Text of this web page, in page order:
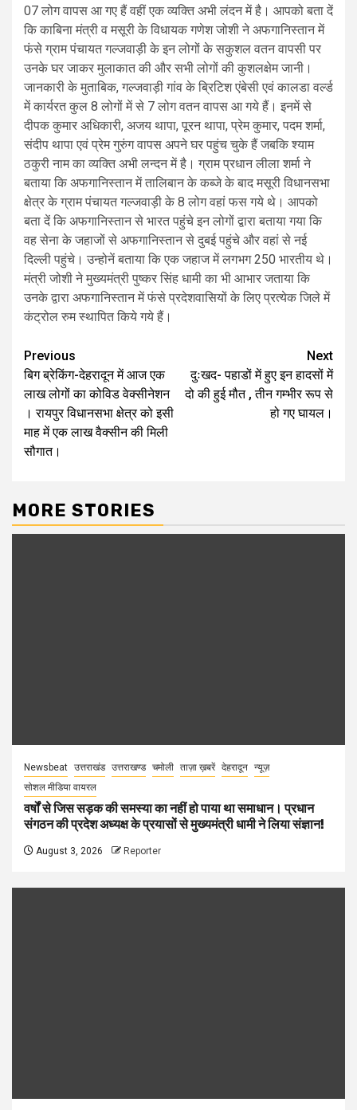
07 लोग वापस आ गए हैं वहीं एक व्यक्ति अभी लंदन में है। आपको बता दें
कि काबिना मंत्री व मसूरी के विधायक गणेश जोशी ने अफगानिस्तान में
फंसे ग्राम पंचायत गल्जवाड़ी के इन लोगों के सकुशल वतन वापसी पर
उनके घर जाकर मुलाकात की और सभी लोगों की कुशलक्षेम जानी।
जानकारी के मुताबिक, गल्जवाड़ी गांव के ब्रिटिश एंबेसी एवं कालडा वर्ल्ड
में कार्यरत कुल 8 लोगों में से 7 लोग वतन वापस आ गये हैं। इनमें से
दीपक कुमार अधिकारी, अजय थापा, पूरन थापा, प्रेम कुमार, पदम शर्मा,
संदीप थापा एवं प्रेम गुरुंग वापस अपने घर पहुंच चुके हैं जबकि श्याम
ठकुरी नाम का व्यक्ति अभी लन्दन में है। ग्राम प्रधान लीला शर्मा ने
बताया कि अफगानिस्तान में तालिबान के कब्जे के बाद मसूरी विधानसभा
क्षेत्र के ग्राम पंचायत गल्जवाड़ी के 8 लोग वहां फस गये थे। आपको
बता दें कि अफगानिस्तान से भारत पहुंचे इन लोगों द्वारा बताया गया कि
वह सेना के जहाजों से अफगानिस्तान से दुबई पहुंचे और वहां से नई
दिल्ली पहुंचे। उन्होनें बताया कि एक जहाज में लगभग 250 भारतीय थे।
मंत्री जोशी ने मुख्यमंत्री पुष्कर सिंह धामी का भी आभार जताया कि
उनके द्वारा अफगानिस्तान में फंसे प्रदेशवासियों के लिए प्रत्येक जिले में
कंट्रोल रुम स्थापित किये गये हैं।
Post
navigation
Previous
बिग ब्रेकिंग-देहरादून में आज एक
लाख लोगों का कोविड वेक्सीनेशन
। रायपुर विधानसभा क्षेत्र को इसी
माह में एक लाख वैक्सीन की मिली
सौगात।
Next
दुःखद- पहाडों में हुए इन हादसों में
दो की हुई मौत , तीन गम्भीर रूप से
हो गए घायल।
MORE STORIES
Newsbeat उत्तराखंड उत्तराखण्ड चमोली ताज़ा ख़बरें देहरादून न्यूज़
सोशल मीडिया वायरल
वर्षों से जिस सड़क की समस्या का नहीं हो पाया था समाधान। प्रधान
संगठन की प्रदेश अध्यक्ष के प्रयासों से मुख्यमंत्री धामी ने लिया संज्ञान!
August 3, 2026 Reporter